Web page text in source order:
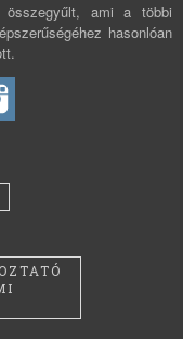
összegyűlt, ami a többi
hasonlóan